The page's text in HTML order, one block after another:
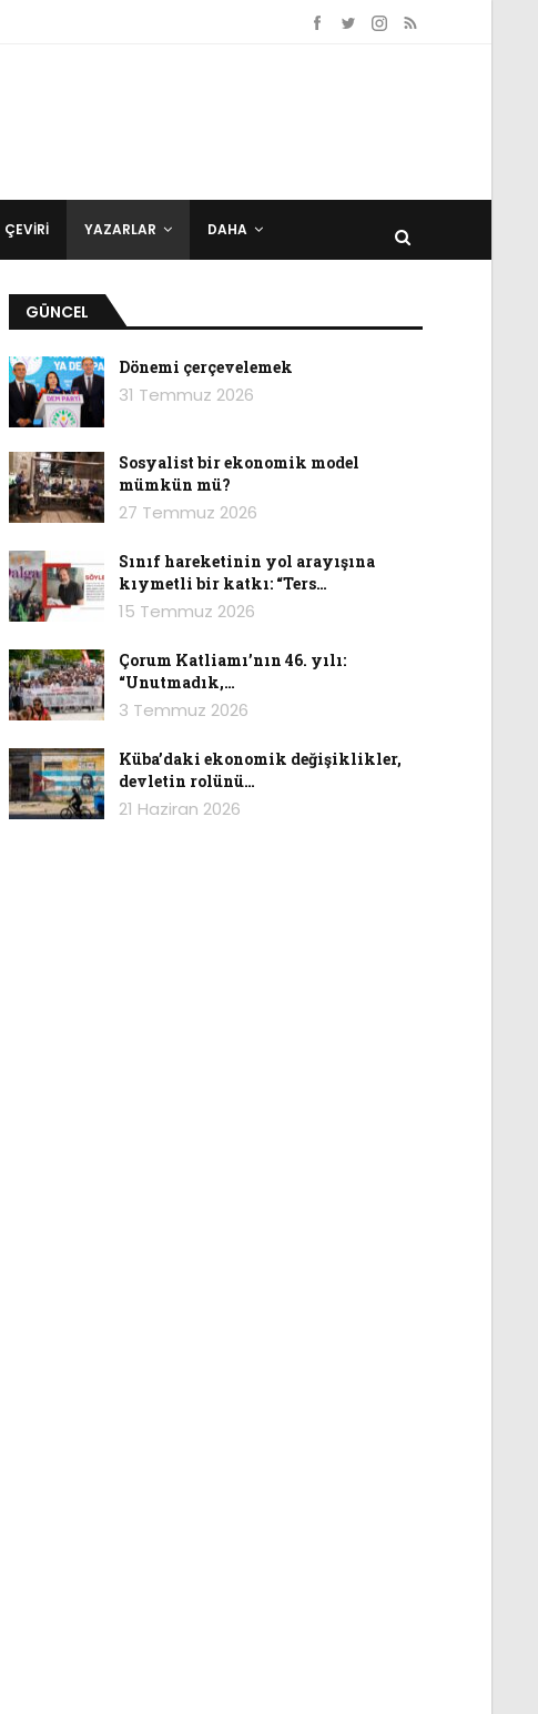
ÇEVIRI YAZARLAR DAHA
GÜNCEL
Dönemi çerçevelemek
31 Temmuz 2026
Sosyalist bir ekonomik model
mümkün mü?
27 Temmuz 2026
Sınıf hareketinin yol arayışına
kıymetli bir katkı: “Ters…
15 Temmuz 2026
Çorum Katliamı’nın 46. yılı:
“Unutmadık,…
3 Temmuz 2026
Küba’daki ekonomik değişiklikler,
devletin rolünü…
21 Haziran 2026